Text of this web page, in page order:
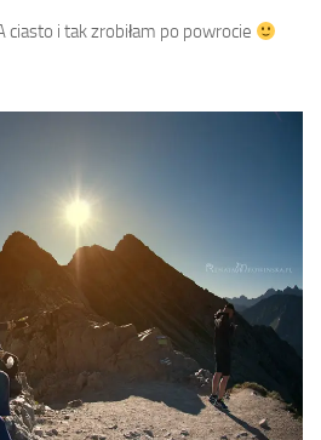
ciasto i tak zrobiłam po powrocie